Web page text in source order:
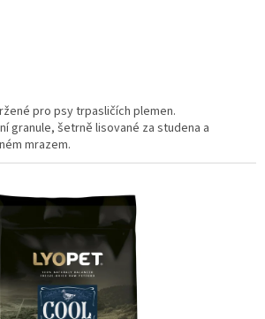
pro psy trpasličích plemen.
granule, šetrně lisované za studena a
mrazem.